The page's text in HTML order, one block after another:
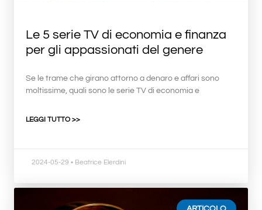
Le 5 serie TV di economia e finanza
per gli appassionati del genere
Se le trame che girano attorno a denaro e affari sono
moltissime, quali sono le serie TV di economia e
LEGGI TUTTO >>
2024-05-29 • Beatrice Elerdini